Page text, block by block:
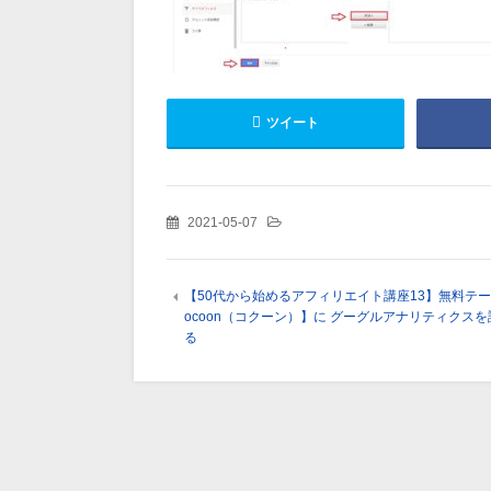
ツイート
2021-05-07
【50代から始めるアフィリエイト講座13】無料テ
ocoon（コクーン）】に グーグルアナリティクスを
る